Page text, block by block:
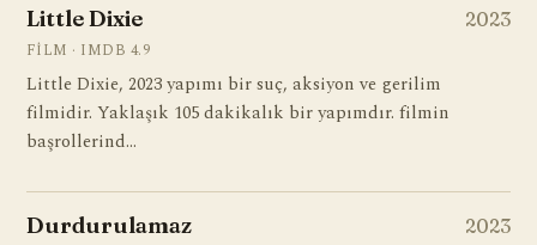
Little Dixie 2023
FILM · IMDB 4.9
Little Dixie, 2023 yapımı bir suç, aksiyon ve gerilim
filmidir. Yaklaşık 105 dakikalık bir yapımdır. filmin
başrollerind…
Durdurulamaz 2023